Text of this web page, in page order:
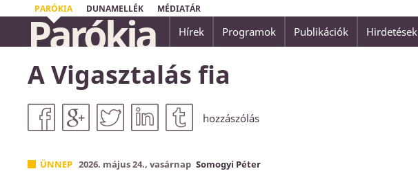
PARÓKIA DUNAMELLÉK MÉDIATÁR
...nincsen üdvösség senki másban, mert nem is adatott az
embereknek az ég alatt másnév, amely által üdvözülhetnénk.
Apostolok Cselekedetei 4,12
Parókia Hírek Programok Publikációk Hirdetések
A Vigasztalás fia
hozzászólás
ÜNNEP 2026. május 24., vasárnap Somogyi Péter